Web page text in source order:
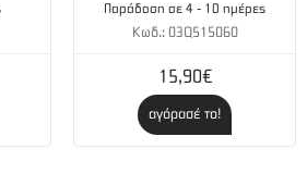
Παράδοση σε 4 - 10 ημέρες
Κωδ.: 03Q515060
15,90€
αγόρασέ το!